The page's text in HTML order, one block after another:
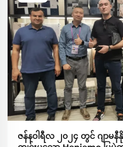
ဇန်နဝါရီလ ၂၀၂၄ တွင် ဂျာမနီ